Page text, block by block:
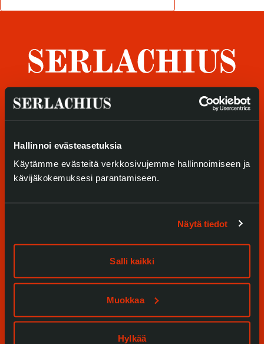
Hallinnoi evästeasetuksia
Käytämme evästeitä verkkosivujemme hallinnoimiseen ja
kävijäkokemuksesi parantamiseen.
Näytä tiedot
Salli kaikki
Muokkaa
Hylkää
Esteettömyys
Verkkokauppa
Näyttelyt
Tapahtumat
Serlachius Residenssi
SERLACHIUS+
Gösta Serlachiuksen taidesäätiö